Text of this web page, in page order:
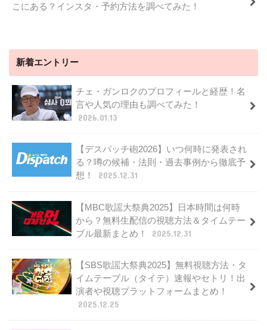
こにある？インスタ・予約方法を調べてみた！
新着エントリー
チェ・ガンロクのプロフィールと経歴！名
言や人気の理由も調べてみた！
2026.01.13
【デスパッチ砲2026】いつ何時に発表され
る？噂の候補・法則・過去事例から徹底予
想！
2025.12.31
【MBC歌謡大祭典2025】日本時間は何時
から？無料生配信の視聴方法＆タイムテー
ブル最新まとめ！
2025.12.31
【SBS歌謡大祭典2025】無料視聴方法・タ
イムテーブル（タイテ）速報やセトリ！出
演者や視聴プラットフォームまとめ！
2025.12.25